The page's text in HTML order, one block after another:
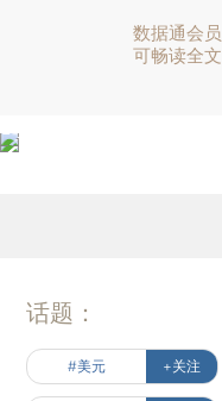
数据通会员
可畅读全文
话题：
#美元 +关注